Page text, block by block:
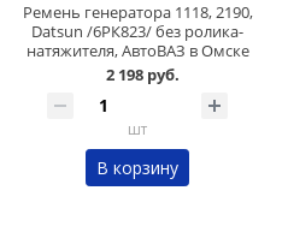
Ремень генератора 1118, 2190,
Datsun /6РК823/ без ролика-
натяжителя, АвтоВАЗ в Омске
2 198 руб.
шт
В корзину